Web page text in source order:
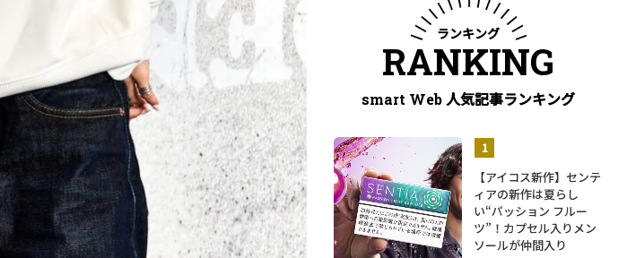
ランキング
RANKING
smart Web人気記事ランキング
【アイコス新作】センテ
ィアの新作は夏らし
い“パッション フルー
ツ”！カプセル入りメン
ソールが仲間入り